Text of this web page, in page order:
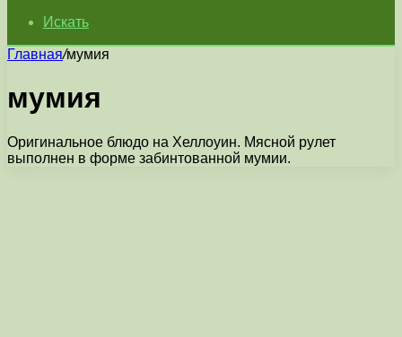
Искать
Главная/мумия
мумия
Оригинальное блюдо на Хеллоуин. Мясной рулет
выполнен в форме забинтованной мумии.